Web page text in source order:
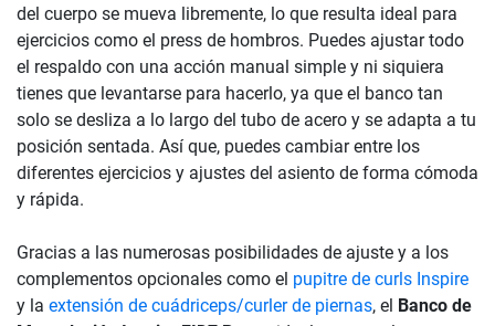
del cuerpo se mueva libremente, lo que resulta ideal para
ejercicios como el press de hombros. Puedes ajustar todo
el respaldo con una acción manual simple y ni siquiera
tienes que levantarse para hacerlo, ya que el banco tan
solo se desliza a lo largo del tubo de acero y se adapta a tu
posición sentada. Así que, puedes cambiar entre los
diferentes ejercicios y ajustes del asiento de forma cómoda
y rápida.
Gracias a las numerosas posibilidades de ajuste y a los
complementos opcionales como el pupitre de curls Inspire
y la extensión de cuádriceps/curler de piernas, el Banco de